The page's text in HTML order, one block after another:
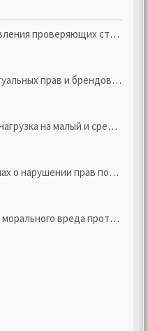
проверяющих структур
прав и брендовых активов
на малый и средний бизнес
прав потребителей
вреда против компании